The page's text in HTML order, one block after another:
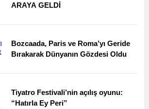
ARAYA GELDİ
Bozcaada, Paris ve Roma’yı Geride
Bırakarak Dünyanın Gözdesi Oldu
Tiyatro Festivali’nin açılış oyunu:
“Hatırla Ey Peri”